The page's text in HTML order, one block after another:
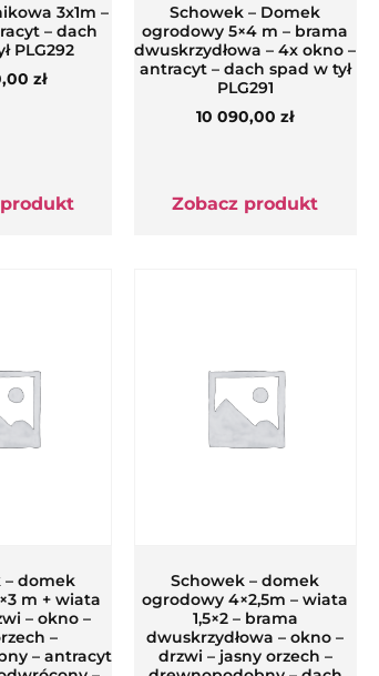
3x1m –
– dach
PLG292
zł
Schowek – Domek
ogrodowy 5×4 m – brama
dwuskrzydłowa – 4x okno –
antracyt – dach spad w tył
PLG291
10 090,00zł
Zobacz produkt
– domek
m + wiata
– okno –
–
– antracyt
Schowek – domek
ogrodowy 4×2,5m – wiata
1,5×2 – brama
dwuskrzydłowa – okno –
drzwi – jasny orzech –